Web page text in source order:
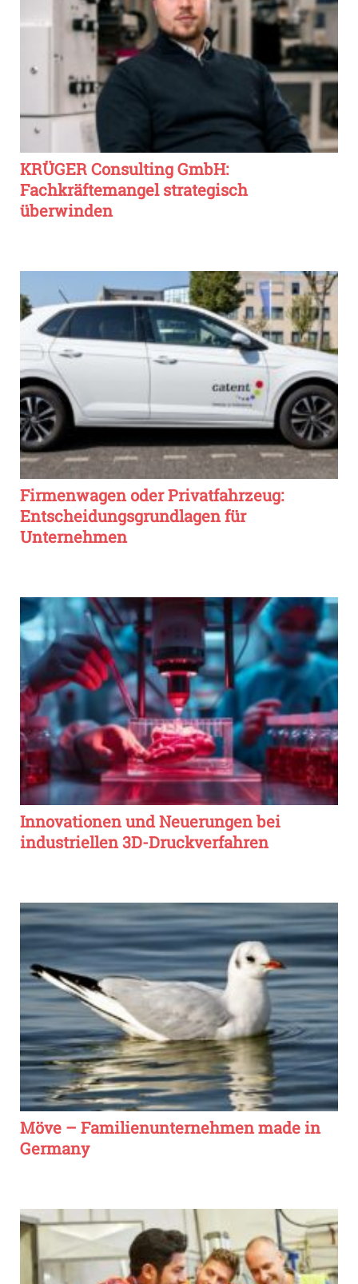
KRÜGER Consulting GmbH:
Fachkräftemangel strategisch
überwinden
Firmenwagen oder Privatfahrzeug:
Entscheidungsgrundlagen für
Unternehmen
Innovationen und Neuerungen bei
industriellen 3D-Druckverfahren
Möve – Familienunternehmen made in
Germany